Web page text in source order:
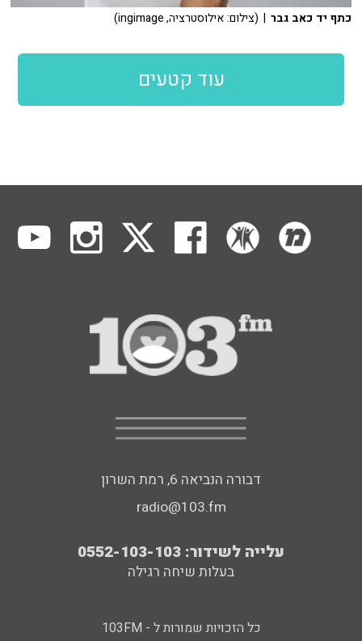
כתף יד כאב גבר | (צילום: אילוסטרציה, ingimage)
עוד קטעים
דבורה הנביאה 6, רמת השרון
radio@103.fm
עלייה לשידור: 0552-103-103
בעלות שיחה רגילה
כל הזכויות שמורות ל - 103FM